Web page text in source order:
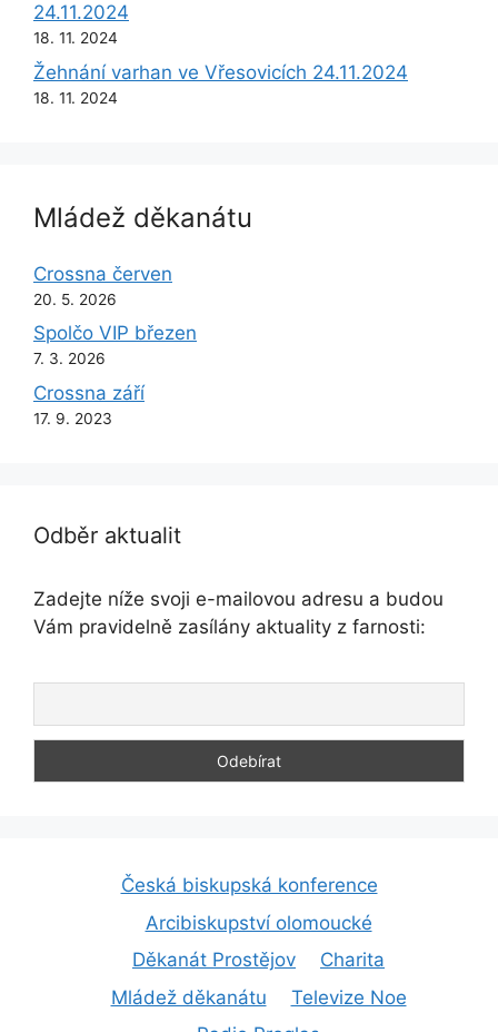
24.11.2024
18. 11. 2024
Žehnání varhan ve Vřesovicích 24.11.2024
18. 11. 2024
Mládež děkanátu
Crossna červen
20. 5. 2026
Spolčo VIP březen
7. 3. 2026
Crossna září
17. 9. 2023
Odběr aktualit
Zadejte níže svoji e-mailovou adresu a budou
Vám pravidelně zasílány aktuality z farnosti:
Česká biskupská konference
Arcibiskupství olomoucké
Děkanát Prostějov
Charita
Mládež děkanátu
Televize Noe